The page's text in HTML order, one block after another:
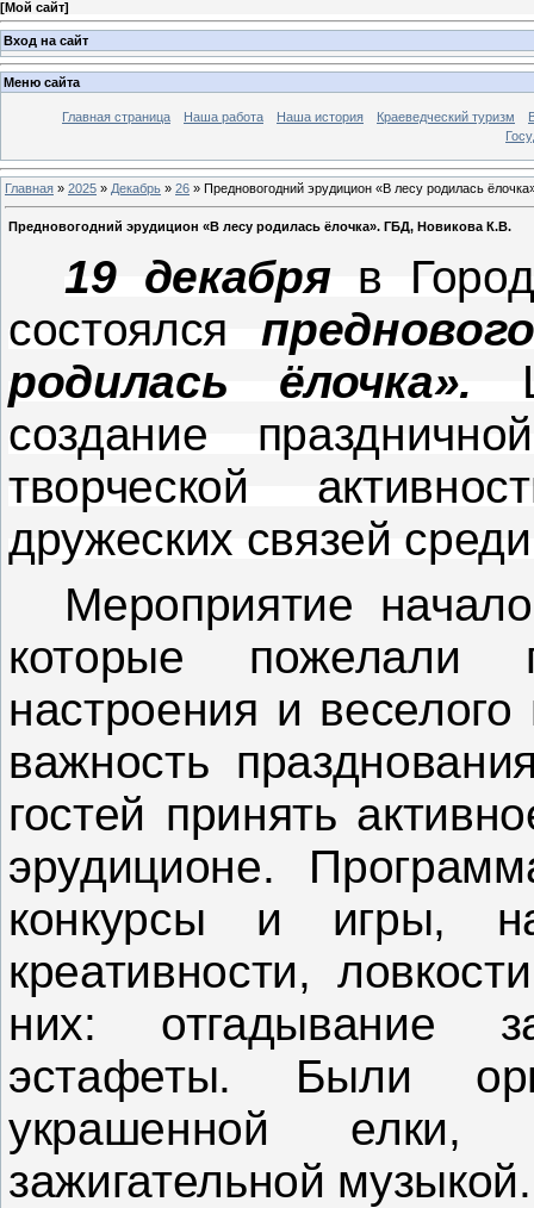
[Мой сайт]
Вход на сайт
Меню сайта
Главная страница Наша работа Наша история Краеведческий туризм
Главная » 2025 » Декабрь » 26 » Предновогодний эрудицион «В лесу родилась
Предновогодний эрудицион «В лесу родилась ёлочка». ГБД, Новикова К.В.
19 декабряв
состоялся
родилась ёлочка».
создание
творческой
дружеских связей
Мероприятие
которые пожелали
настроения и
важность
гостей принять
эрудиционе.
конкурсы и игры,
креативности,
них: отгадывание
эстафеты. Были
украшенной елки,
зажигательной музыкой.